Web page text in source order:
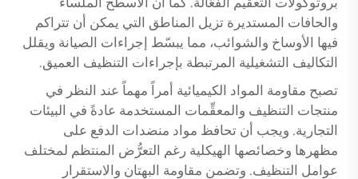
والحافات المستديرة تزيل المناطق التي يمكن أن تتراكم
فيها الأوساخ والشوائب، مما يبسّط إجراءات الصيانة ويقلل
التكاليف التشغيلية المرتبطة بإجراءات التنظيف العميق.
تصبح مقاومة المواد الكيميائية أمراً مهماً عند النظر في
منتجات التنظيف والمعقِّمات المستخدمة عادةً في البيئات
التجارية. ويجب أن تحافظ مواد منضدات الدفع على
مظهرها وخصائصها الهيكلية رغم التعرُّض المنتظم لمختلف
عوامل التنظيف. وتضمن مقاومة البهتان والاستقرار